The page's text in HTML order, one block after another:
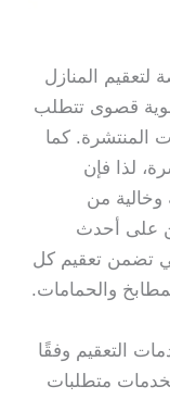
المنازل
قصوى تتطلب
المنتشرة. كما
لذا فإن
من
على أحدث
تضمن تعقيم كل
والحمامات.
التعقيم وفقًا
متطلبات